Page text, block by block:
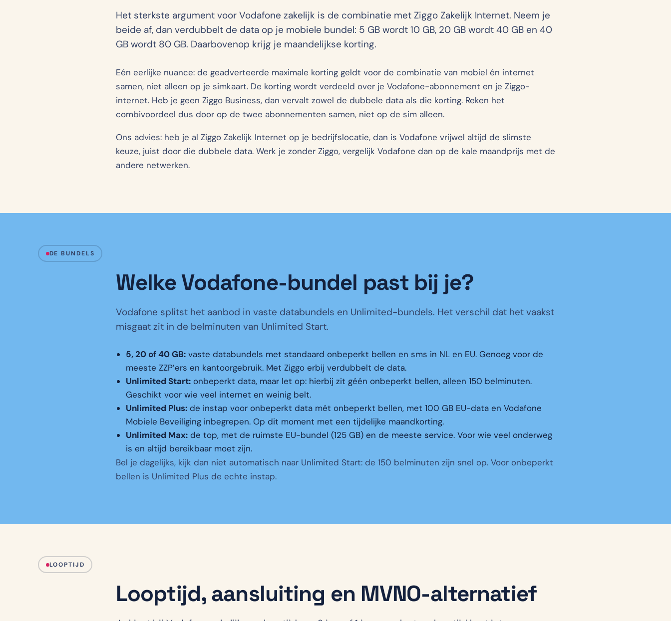
Het sterkste argument voor Vodafone zakelijk is de combinatie met Ziggo Zakelijk Internet. Neem je
beide af, dan verdubbelt de data op je mobiele bundel: 5 GB wordt 10 GB, 20 GB wordt 40 GB en 40
GB wordt 80 GB. Daarbovenop krijg je maandelijkse korting.
Eén eerlijke nuance: de geadverteerde maximale korting geldt voor de combinatie van mobiel én internet
samen, niet alleen op je simkaart. De korting wordt verdeeld over je Vodafone-abonnement en je Ziggo-
internet. Heb je geen Ziggo Business, dan vervalt zowel de dubbele data als die korting. Reken het
combivoordeel dus door op de twee abonnementen samen, niet op de sim alleen.
Ons advies: heb je al Ziggo Zakelijk Internet op je bedrijfslocatie, dan is Vodafone vrijwel altijd de slimste
keuze, juist door die dubbele data. Werk je zonder Ziggo, vergelijk Vodafone dan op de kale maandprijs met de
andere netwerken.
DE BUNDELS
Welke Vodafone-bundel past bij je?
Vodafone splitst het aanbod in vaste databundels en Unlimited-bundels. Het verschil dat het vaakst
misgaat zit in de belminuten van Unlimited Start.
5, 20 of 40 GB: vaste databundels met standaard onbeperkt bellen en sms in NL en EU. Genoeg voor de
meeste ZZP’ers en kantoorgebruik. Met Ziggo erbij verdubbelt de data.
Unlimited Start: onbeperkt data, maar let op: hierbij zit géén onbeperkt bellen, alleen 150 belminuten.
Geschikt voor wie veel internet en weinig belt.
Unlimited Plus: de instap voor onbeperkt data mét onbeperkt bellen, met 100 GB EU-data en Vodafone
Mobiele Beveiliging inbegrepen. Op dit moment met een tijdelijke maandkorting.
Unlimited Max: de top, met de ruimste EU-bundel (125 GB) en de meeste service. Voor wie veel onderweg
is en altijd bereikbaar moet zijn.
Bel je dagelijks, kijk dan niet automatisch naar Unlimited Start: de 150 belminuten zijn snel op. Voor onbeperkt
bellen is Unlimited Plus de echte instap.
LOOPTIJD
Looptijd, aansluiting en MVNO-alternatief